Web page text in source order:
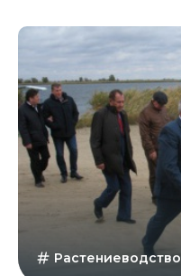
Растениеводство